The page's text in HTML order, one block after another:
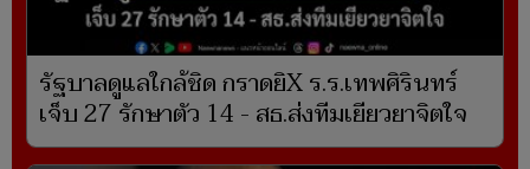
รัฐบาลดูแลใกล้ชิด กราดยิX ร.ร.เทพศิรินทร์
เจ็บ 27 รักษาตัว 14 - สธ.ส่งทีมเยียวยาจิตใจ